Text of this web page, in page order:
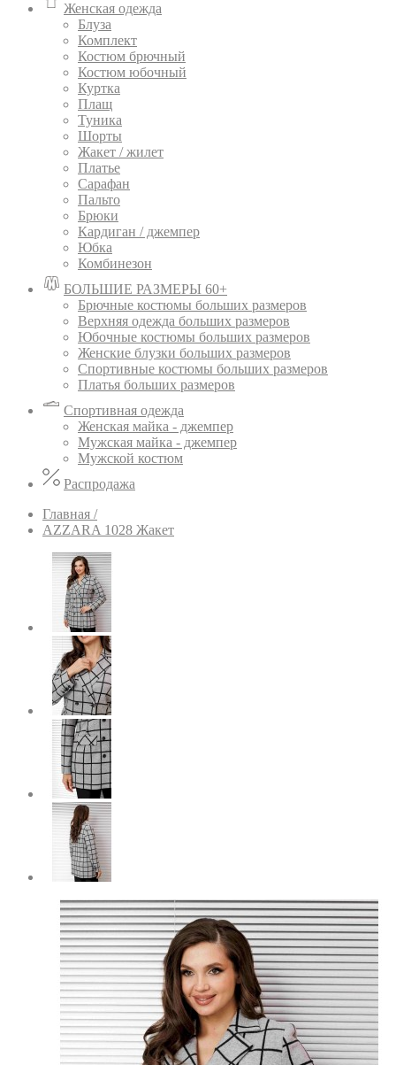
Женская одежда
Блуза
Комплект
Костюм брючный
Костюм юбочный
Куртка
Плащ
Туника
Шорты
Жакет / жилет
Платье
Сарафан
Пальто
Брюки
Кардиган / джемпер
Юбка
Комбинезон
БОЛЬШИЕ РАЗМЕРЫ 60+
Брючные костюмы больших размеров
Верхняя одежда больших размеров
Юбочные костюмы больших размеров
Женские блузки больших размеров
Спортивные костюмы больших размеров
Платья больших размеров
Спортивная одежда
Женская майка - джемпер
Мужская майка - джемпер
Мужской костюм
Распродажа
Главная /
AZZARA 1028 Жакет